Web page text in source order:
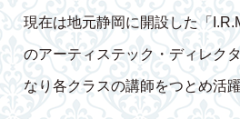
現在は地元静岡に開設した「
のアーティステック・ディレク
なり各クラスの講師をつとめ活